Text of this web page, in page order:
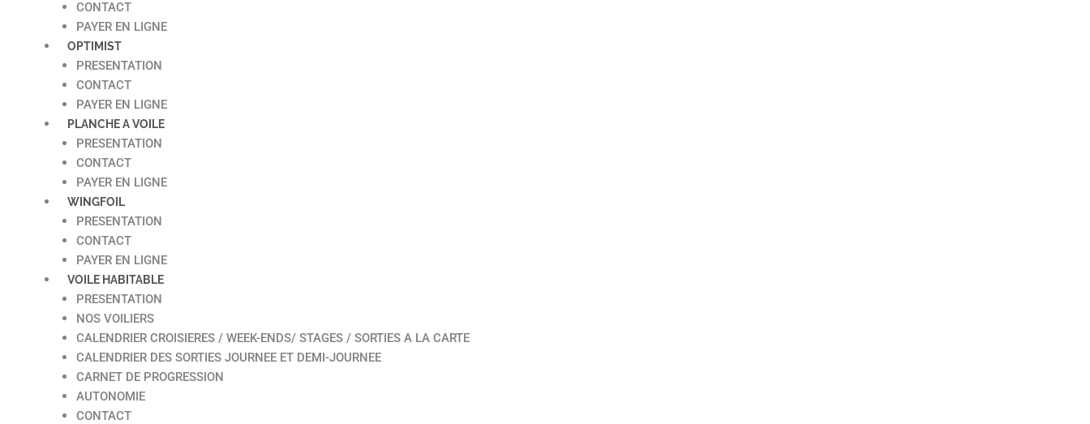
CONTACT
PAYER EN LIGNE
OPTIMIST
PRESENTATION
CONTACT
PAYER EN LIGNE
PLANCHE A VOILE
PRESENTATION
CONTACT
PAYER EN LIGNE
WINGFOIL
PRESENTATION
CONTACT
PAYER EN LIGNE
VOILE HABITABLE
PRESENTATION
NOS VOILIERS
CALENDRIER CROISIERES / WEEK-ENDS/ STAGES / SORTIES A LA CARTE
CALENDRIER DES SORTIES JOURNEE ET DEMI-JOURNEE
CARNET DE PROGRESSION
AUTONOMIE
CONTACT